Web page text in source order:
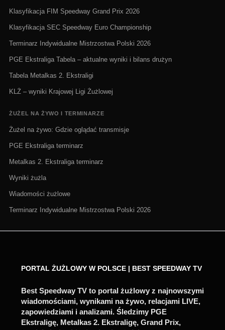
Klasyfikacja FIM Speedway Grand Prix 2026
Klasyfikacja SEC Speedway Euro Championship
Terminarz Indywidualne Mistrzostwa Polski 2026
PGE Ekstraliga Tabela – aktualne wyniki i bilans drużyn
Tabela Metalkas 2. Ekstraligi
KLŻ – wyniki Krajowej Ligi Żużlowej
ŻUŻEL NA ŻYWO I TERMINARZE
Żużel na żywo: Gdzie oglądać transmisje
PGE Ekstraliga terminarz
Metalkas 2. Ekstraliga terminarz
Wyniki żużla
Wiadomości żużlowe
Terminarz Indywidualne Mistrzostwa Polski 2026
PORTAL ŻUŻLOWY W POLSCE | BEST SPEEDWAY TV
Best Speedway TV to portal żużlowy z najnowszymi
wiadomościami, wynikami na żywo, relacjami LIVE,
zapowiedziami i analizami. Śledzimy PGE
Ekstraligę, Metalkas 2. Ekstraligę, Grand Prix,